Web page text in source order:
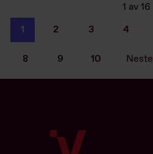
1 av16
1
2 3 4
8 9 10 Neste